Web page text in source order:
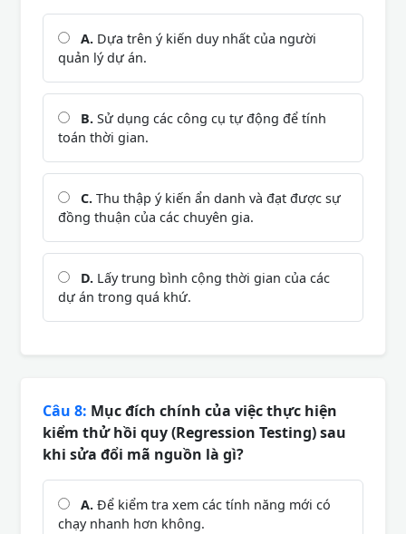
A. Dựa trên ý kiến duy nhất của người
quản lý dự án.
B. Sử dụng các công cụ tự động để tính
toán thời gian.
C. Thu thập ý kiến ẩn danh và đạt được sự
đồng thuận của các chuyên gia.
D. Lấy trung bình cộng thời gian của các
dự án trong quá khứ.
Câu 8: Mục đích chính của việc thực hiện
kiểm thử hồi quy (Regression Testing) sau
khi sửa đổi mã nguồn là gì?
A. Để kiểm tra xem các tính năng mới có
chạy nhanh hơn không.